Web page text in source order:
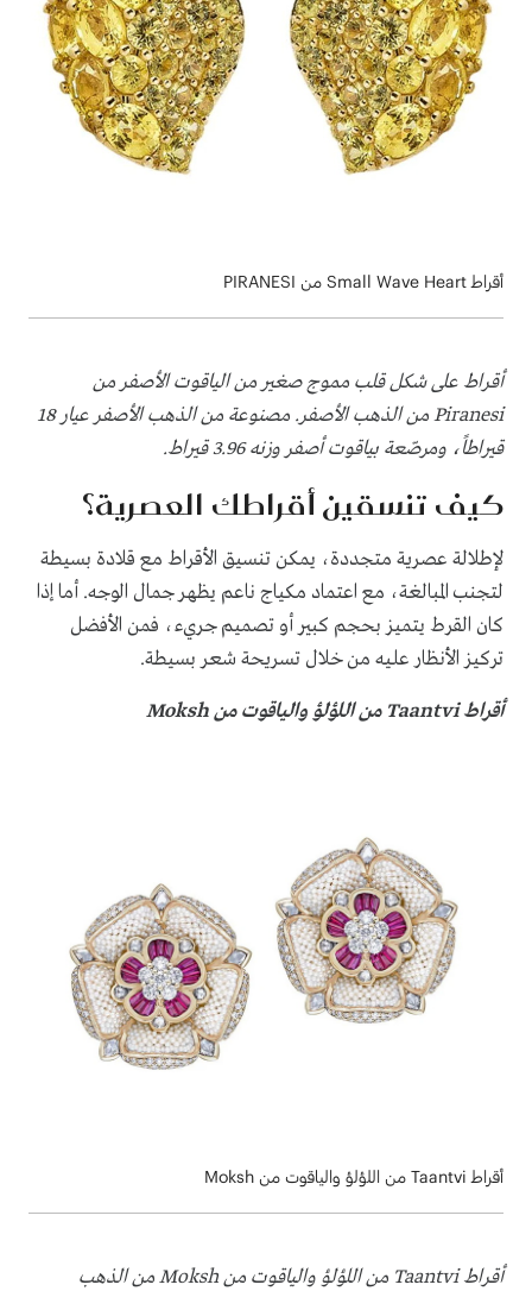
أقراط Small Wave Heart من PIRANESI
أقراط على شكل قلب مموج صغير من الياقوت الأصفر من
Piranesi من الذهب الأصفر. مصنوعة من الذهب الأصفر عيار 18
قيراطاً، ومرصّعة بياقوت أصفر وزنه 3.96 قيراط.
كيف تنسقين أقراطك العصرية؟
لإطلالة عصرية متجددة، يمكن تنسيق الأقراط مع قلادة بسيطة
لتجنب المبالغة، مع اعتماد مكياج ناعم يظهر جمال الوجه. أما إذا
كان القرط يتميز بحجم كبير أو تصميم جريء، فمن الأفضل
تركيز الأنظار عليه من خلال تسريحة شعر بسيطة.
أقراط Taantvi من اللؤلؤ والياقوت من Moksh
أقراط Taantvi من اللؤلؤ والياقوت من Moksh
أقراط Taantvi من اللؤلؤ والياقوت من Moksh من الذهب